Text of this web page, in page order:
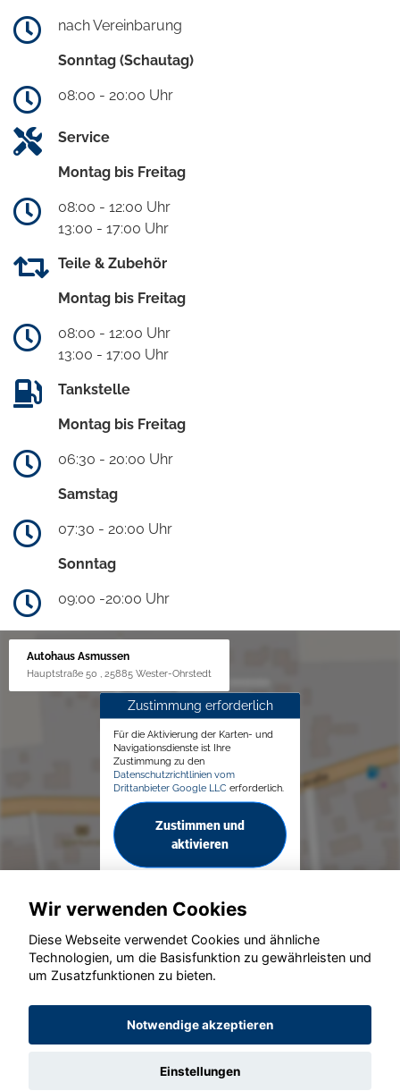
nach Vereinbarung
Sonntag (Schautag)
08:00 - 20:00 Uhr
Service
Montag bis Freitag
08:00 - 12:00 Uhr
13:00 - 17:00 Uhr
Teile & Zubehör
Montag bis Freitag
08:00 - 12:00 Uhr
13:00 - 17:00 Uhr
Tankstelle
Montag bis Freitag
06:30 - 20:00 Uhr
Samstag
07:30 - 20:00 Uhr
Sonntag
09:00 -20:00 Uhr
Autohaus Asmussen
Hauptstraße 50 , 25885 Wester-Ohrstedt
Zustimmung erforderlich
Für die Aktivierung der Karten- und
Navigationsdienste ist Ihre
Zustimmung zu den
Datenschutzrichtlinien vom
Drittanbieter Google LLC erforderlich.
Zustimmen und
aktivieren
© konjunkturmotor.de GmbH 2020 - 2026
Wir verwenden Cookies
Diese Webseite verwendet Cookies und ähnliche
Technologien, um die Basisfunktion zu gewährleisten und
um Zusatzfunktionen zu bieten.
Notwendige akzeptieren
Einstellungen